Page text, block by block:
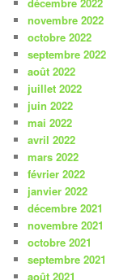
décembre 2022
novembre 2022
octobre 2022
septembre 2022
août 2022
juillet 2022
juin 2022
mai 2022
avril 2022
mars 2022
février 2022
janvier 2022
décembre 2021
novembre 2021
octobre 2021
septembre 2021
août 2021